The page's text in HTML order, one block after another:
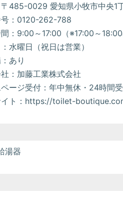
485-0029 愛知県小牧市中央1
号：0120-262-788
：9:00～17:00（※17:00～18:00
水曜日（祝日は営業）
あり
：加藤工業株式会社
ージ受付：年中無休・24時間
イト：https://toilet-
湯器